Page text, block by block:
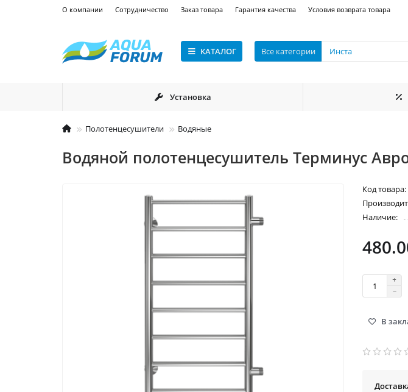
О компании Сотрудничество Заказ товара Гарантия качества Условия возврата товара
КАТАЛОГ Все категории
Установка
Полотенцесушители Водяные
Водяной полотенцесушитель Терминус
Код товара:
Наличие:
В